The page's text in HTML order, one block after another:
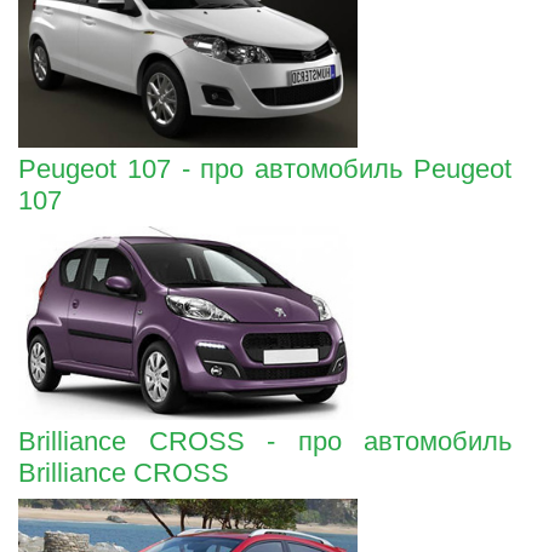
Peugeot 107 - про автомобиль Peugeot
107
Brilliance CROSS - про автомобиль
Brilliance CROSS